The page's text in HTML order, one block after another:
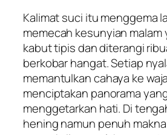
Kalimat suci itu menggema
memecah kesunyian
kabut tipis dan diterangi
berkobar hangat. Setiap
memantulkan cahaya ke
menciptakan panorama
menggetarkan hati. Di
hening namun penuh